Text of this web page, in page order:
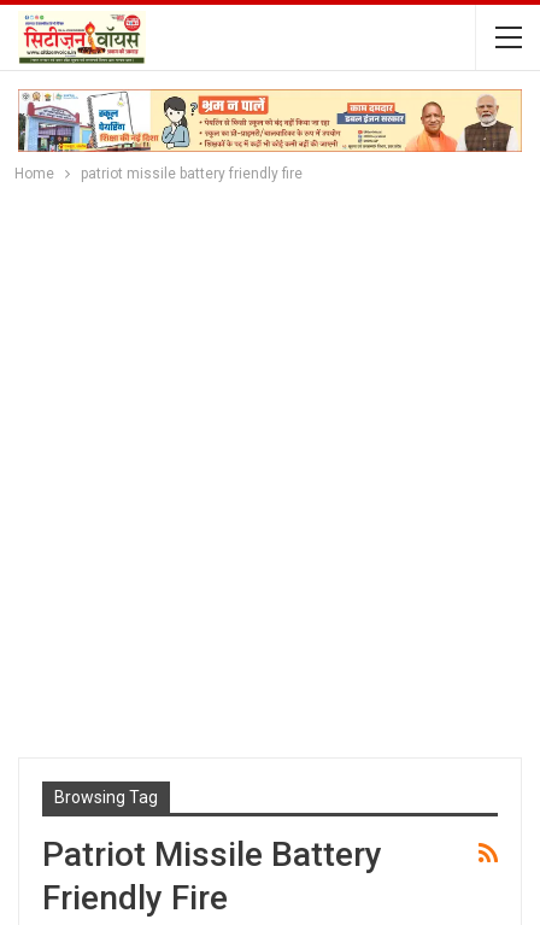
Home patriot missile battery friendly fire
Browsing Tag
Patriot Missile Battery
Friendly Fire